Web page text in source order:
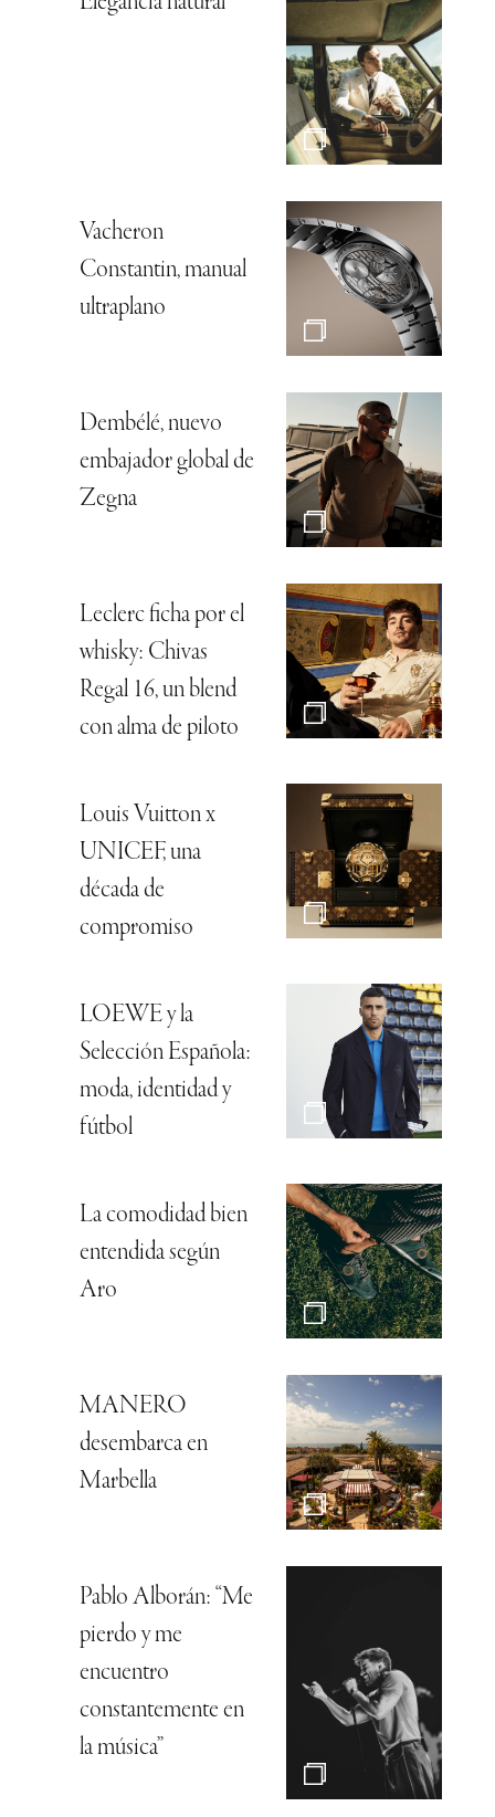
Vacheron
Constantin, manual
ultraplano
Dembélé, nuevo
embajador global de
Zegna
Leclerc ficha por el
whisky: Chivas
Regal 16, un blend
con alma de piloto
Louis Vuitton x
UNICEF, una
década de
compromiso
LOEWE y la
Selección Española:
moda, identidad y
fútbol
La comodidad bien
entendida según
Aro
MANERO
desembarca en
Marbella
Pablo Alborán: “Me
pierdo y me
encuentro
constantemente en
la música”